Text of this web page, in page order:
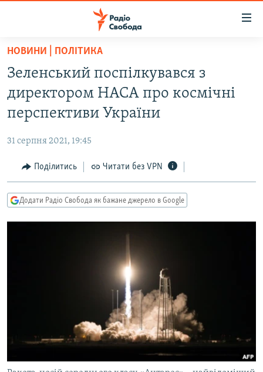
Перейти
основного
матеріалу
Перейти
до
основної
навігації
Перейти
до
пошуку
СТАТТІ
ЕКОНОМІКА
СУСПІЛЬСТВО
РОСІЙСЬКА «ФІЛЬТРАЦІЯ»
ДОНБАС.РЕАЛІЇ
ТИ ЯК?
ПОДКАСТИ
КРИМ РЕАЛІЇ
НОВИНИ | ПОЛІТИКА
Зеленський поспілкувався з
директором НАСА про космічні
перспективи України
31 серпня 2021, 19:45
Поділитись Читати без VPN
Додати Радіо Свобода як бажане джерело в Google